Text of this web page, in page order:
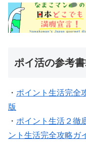
ポイ活の参考書
・ ポイント生活完全
版
・ ポイント生活２徹
ント生活完全攻略ガ